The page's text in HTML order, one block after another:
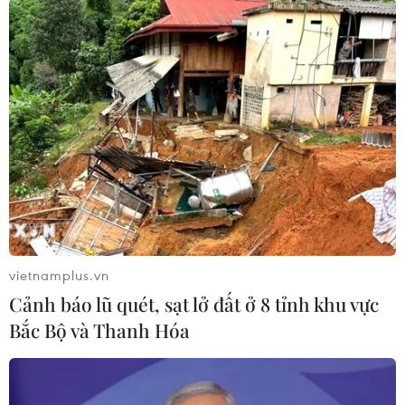
Đức Hòa, thông cao tốc Đồng Đăng-Trà Lĩnh và
Hữu Nghị-Chi Lăng.
Ông Nguyễn Hữu Hùng, Phó Chủ tịch Hội đồng quản trị Tập
đoàn Đèo Cả trả lời các câu hỏi tại Đại hội cổ đông. (Ảnh: Việt
Hùng/Vietnam+)
vietnamplus.vn
Cảnh báo lũ quét, sạt lở đất ở 8 tỉnh khu vực
Bắc Bộ và Thanh Hóa